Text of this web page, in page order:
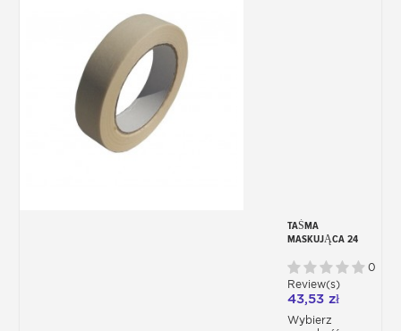
TAŚMA
MASKUJĄCA 24
0
Review(s)
43,53 zł
Wybierz